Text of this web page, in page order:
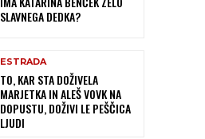
SLAVNEGA DEDKA?
ESTRADA
TO, KAR STA DOŽIVELA
MARJETKA IN ALEŠ VOVK NA
DOPUSTU, DOŽIVI LE PEŠČICA
LJUDI